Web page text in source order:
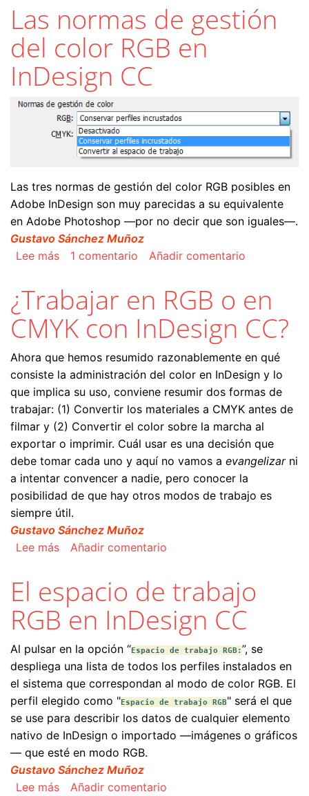
Las normas de gestión
del color RGB en
InDesign CC
Las tres normas de gestión del color RGB posibles en
Adobe InDesign son muy parecidas a su equivalente
en Adobe Photoshop —por no decir que son iguales—.
Gustavo Sánchez Muñoz
Lee mássobre Las normas de gestión del color RGB en
1 comentario Añadir comentario
¿Trabajar en RGB o en
CMYK con InDesign CC?
Ahora que hemos resumido razonablemente en qué
consiste la administración del color en InDesign y lo
que implica su uso, conviene resumir dos formas de
trabajar: (1) Convertir los materiales a CMYK antes de
filmar y (2) Convertir el color sobre la marcha al
exportar o imprimir. Cuál usar es una decisión que
debe tomar cada uno y aquí no vamos a evangelizarni
a intentar convencer a nadie, pero conocer la
posibilidad de que hay otros modos de trabajo es
siempre útil.
Gustavo Sánchez Muñoz
Lee mássobre ¿Trabajar en RGB o en CMYK con
Añadir comentario
El espacio de trabajo
RGB en InDesign CC
Al pulsar en la opción “Espacio de trabajo RGB:”, se
despliega una lista de todos los perfiles instalados en
el sistema que correspondan al modo de color RGB. El
perfil elegido como "Espacio de trabajo RGB" será el que
se use para describir los datos de cualquier elemento
nativo de InDesign o importado —imágenes o gráficos
— que esté en modo RGB.
Gustavo Sánchez Muñoz
Lee mássobre El espacio de trabajo RGB en InDesign
Añadir comentario